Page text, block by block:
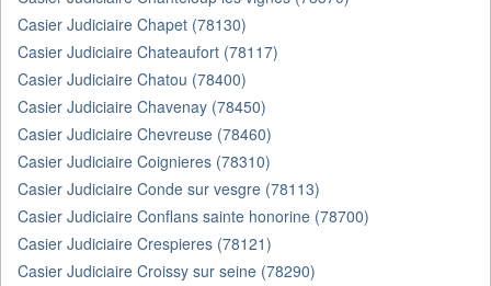
Casier Judiciaire Chapet (78130)
Casier Judiciaire Chateaufort (78117)
Casier Judiciaire Chatou (78400)
Casier Judiciaire Chavenay (78450)
Casier Judiciaire Chevreuse (78460)
Casier Judiciaire Coignieres (78310)
Casier Judiciaire Conde sur vesgre (78113)
Casier Judiciaire Conflans sainte honorine (78700)
Casier Judiciaire Crespieres (78121)
Casier Judiciaire Croissy sur seine (78290)